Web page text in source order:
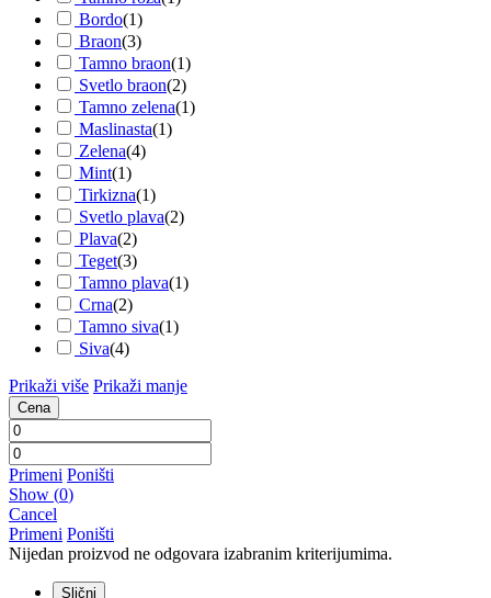
Bordo(1)
Braon(3)
Tamno braon(1)
Svetlo braon(2)
Tamno zelena(1)
Maslinasta(1)
Zelena(4)
Mint(1)
Tirkizna(1)
Svetlo plava(2)
Plava(2)
Teget(3)
Tamno plava(1)
Crna(2)
Tamno siva(1)
Siva(4)
Prikaži više Prikaži manje
Cena
Primeni Poništi
Show (0)
Cancel
Primeni Poništi
Nijedan proizvod ne odgovara izabranim kriterijumima.
Slični